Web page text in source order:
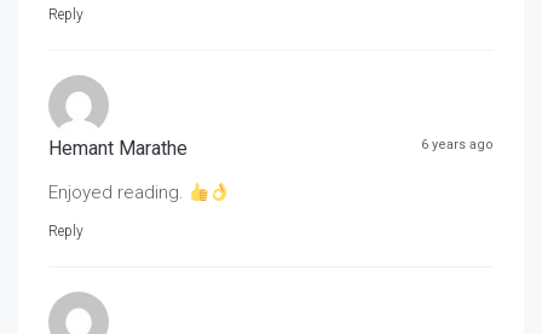
Reply
Hemant Marathe 6 years ago
Enjoyed reading.
Reply